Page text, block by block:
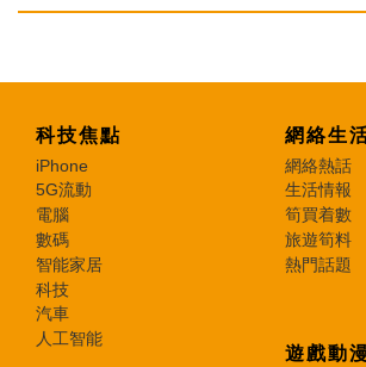
科技焦點
iPhone
5G流動
電腦
數碼
智能家居
科技
汽車
人工智能
網絡生
網絡熱話
生活情報
筍買着數
旅遊筍料
熱門話題
遊戲動漫